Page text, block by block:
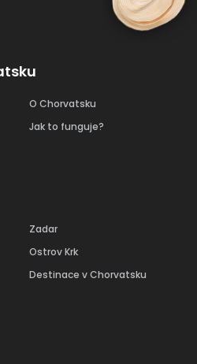
O Chorvatsku
Jak to funguje?
Zadar
Ostrov Krk
Destinace v Chorvatsku